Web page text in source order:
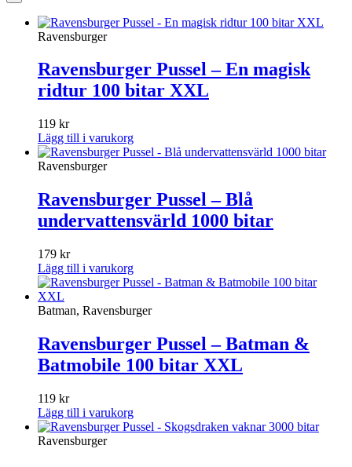
Ravensburger
Ravensburger Pussel – En magisk
ridtur 100 bitar XXL
119 kr
Lägg till i varukorg
Ravensburger
Ravensburger Pussel – Blå
undervattensvärld 1000 bitar
179 kr
Lägg till i varukorg
Batman, Ravensburger
Ravensburger Pussel – Batman &
Batmobile 100 bitar XXL
119 kr
Lägg till i varukorg
Ravensburger